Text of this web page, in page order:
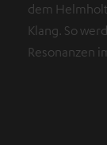
dem
Klang. So
Resonanzen